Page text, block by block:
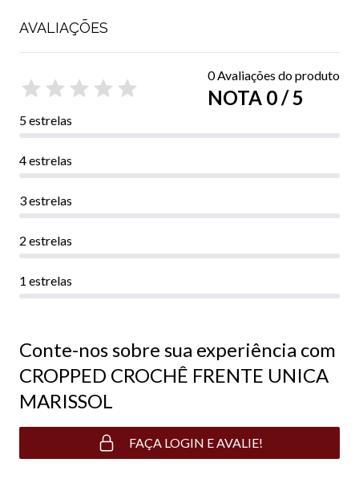
AVALIAÇÕES
0 Avaliações do produto
NOTA 0 / 5
5 estrelas
4 estrelas
3 estrelas
2 estrelas
1 estrelas
Conte-nos sobre sua experiência com
CROPPED CROCHÊ FRENTE UNICA
MARISSOL
FAÇA LOGIN E AVALIE!